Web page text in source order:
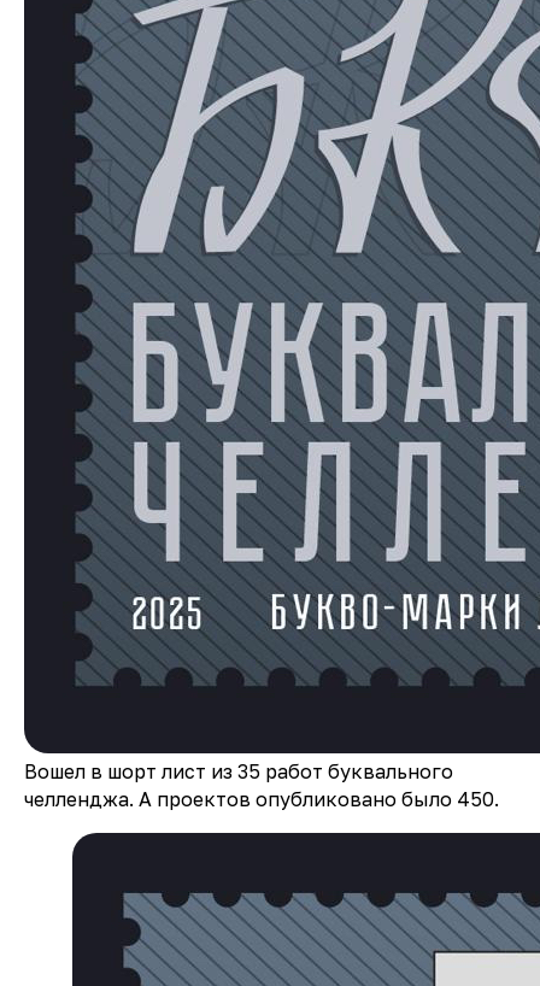
Вошел в шорт лист из 35 работ буквального
челленджа. А проектов опубликовано было 450.